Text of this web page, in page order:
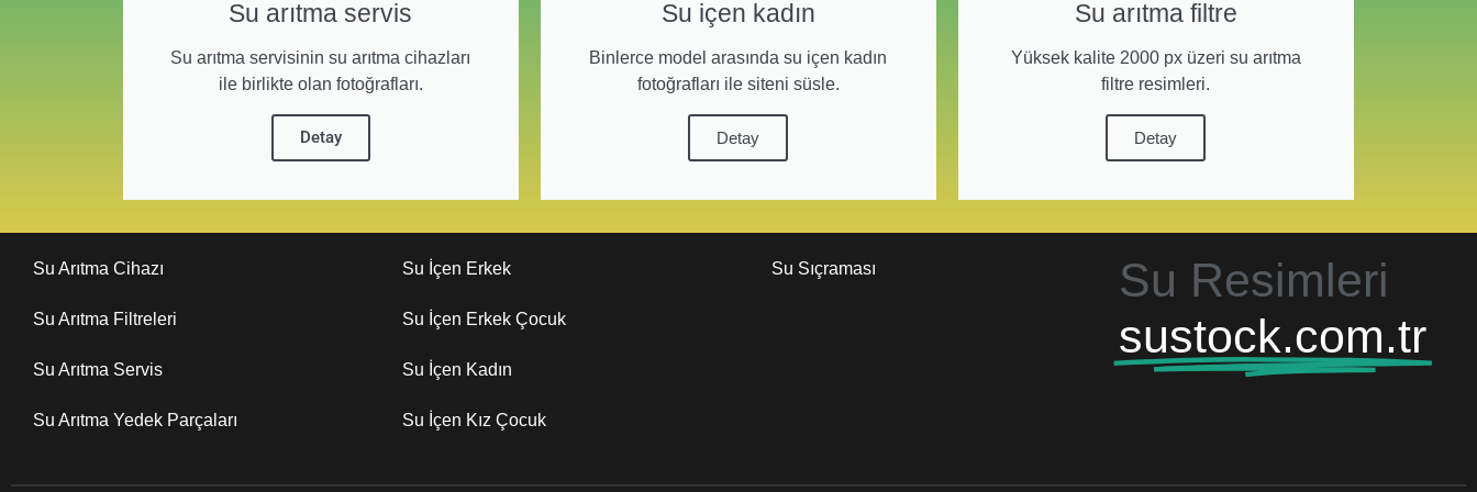
Su arıtma servis
Su arıtma servisinin su arıtma cihazları
ile birlikte olan fotoğrafları.
Detay
Su içen kadın
Binlerce model arasında su içen kadın
fotoğrafları ile siteni süsle.
Detay
Su arıtma filtre
Yüksek kalite 2000 px üzeri su arıtma
filtre resimleri.
Detay
Su Arıtma Cihazı
Su Arıtma Filtreleri
Su Arıtma Servis
Su Arıtma Yedek Parçaları
Su İçen Erkek
Su İçen Erkek Çocuk
Su İçen Kadın
Su İçen Kız Çocuk
Su Sıçraması
Su Resimleri
sustock.com.tr